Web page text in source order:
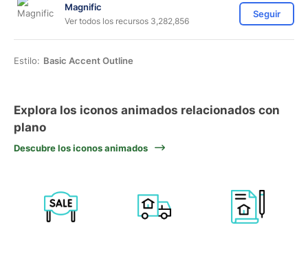
Magnific
Ver todos los recursos 3,282,856
Seguir
Estilo: Basic Accent Outline
Explora los iconos animados relacionados con
plano
Descubre los iconos animados